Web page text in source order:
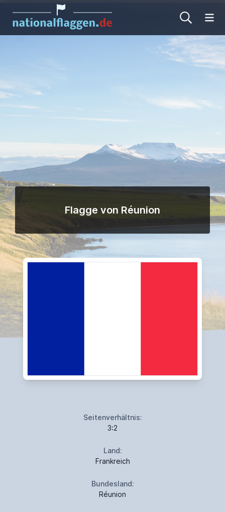
Flagge von Réunion
Seitenverhältnis:
3:2
Land:
Frankreich
Bundesland:
Réunion